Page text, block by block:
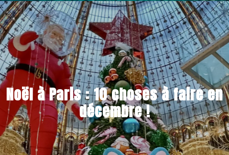
Noël à Paris : 10 choses à faire en
décembre !